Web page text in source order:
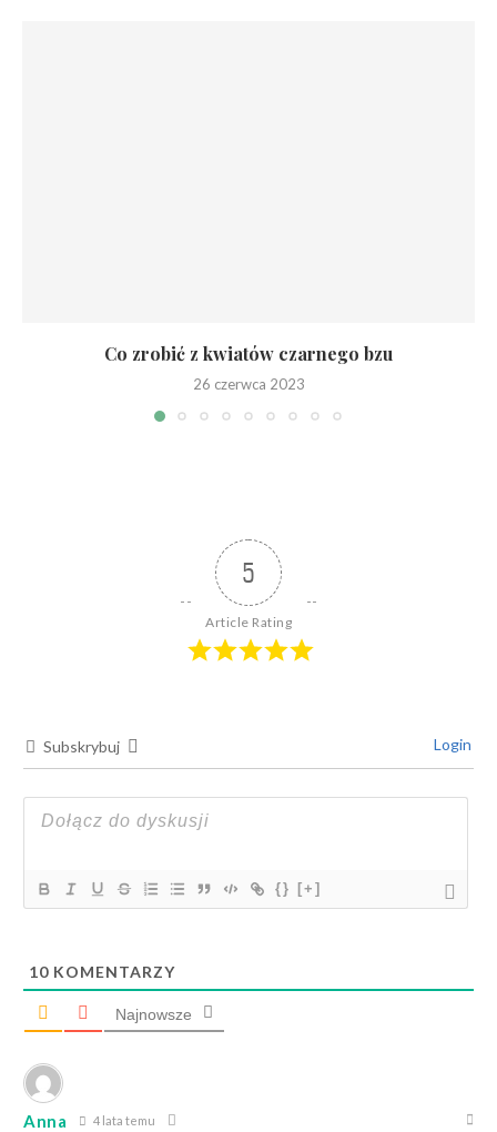
Co zrobić z kwiatów czarnego bzu
26 czerwca 2023
5
Article Rating
Subskrybuj Login
{} [+]
10 KOMENTARZY
Najnowsze
Anna 4 lata temu